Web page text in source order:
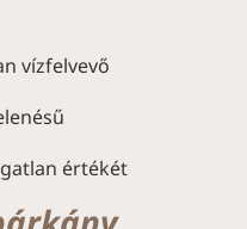
vízfelvevő
értékét